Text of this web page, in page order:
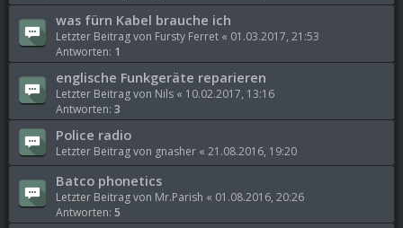
was fürn Kabel brauche ich
Letzter Beitrag von Fursty Ferret « 01.03.2017, 21:53
Antworten: 1
englische Funkgeräte reparieren
Letzter Beitrag von Nils « 10.02.2017, 13:16
Antworten: 3
Police radio
Letzter Beitrag von gnasher « 21.08.2016, 19:20
Batco phonetics
Letzter Beitrag von Mr.Parish « 01.08.2016, 20:26
Antworten: 5